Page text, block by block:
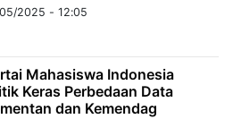
2025 - 12:05
Mahasiswa Indonesia
Keras Perbedaan Data
dan Kemendag